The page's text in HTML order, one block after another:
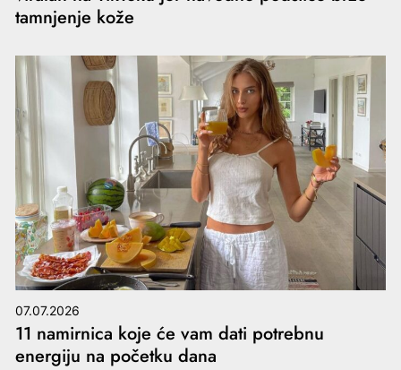
tamnjenje kože
07.07.2026
11 namirnica koje će vam dati potrebnu
energiju na početku dana